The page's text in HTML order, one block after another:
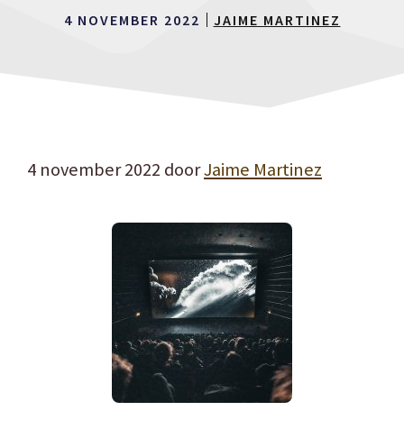
4 NOVEMBER 2022 JAIME MARTINEZ
4 november 2022 doorJaime Martinez